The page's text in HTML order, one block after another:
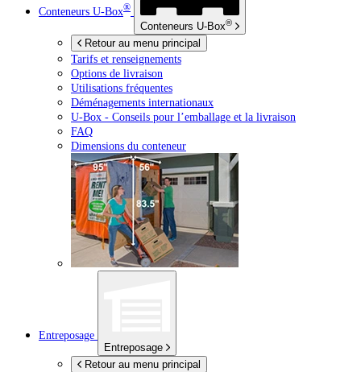
Conteneurs U-Box®
Conteneurs U-Box®
Retour au menu principal
Tarifs et renseignements
Options de livraison
Utilisations fréquentes
Déménagements internationaux
U-Box - Conseils pour l’emballage et la livraison
FAQ
Dimensions du conteneur
Entreposage
Entreposage
Retour au menu principal